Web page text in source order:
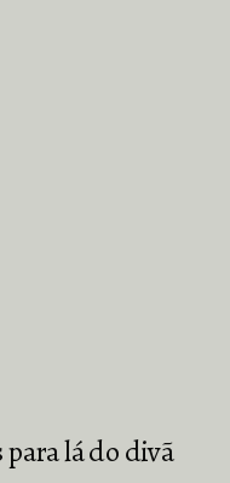
para lá do divã